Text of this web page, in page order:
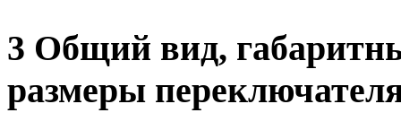
3 Общий вид,
размеры